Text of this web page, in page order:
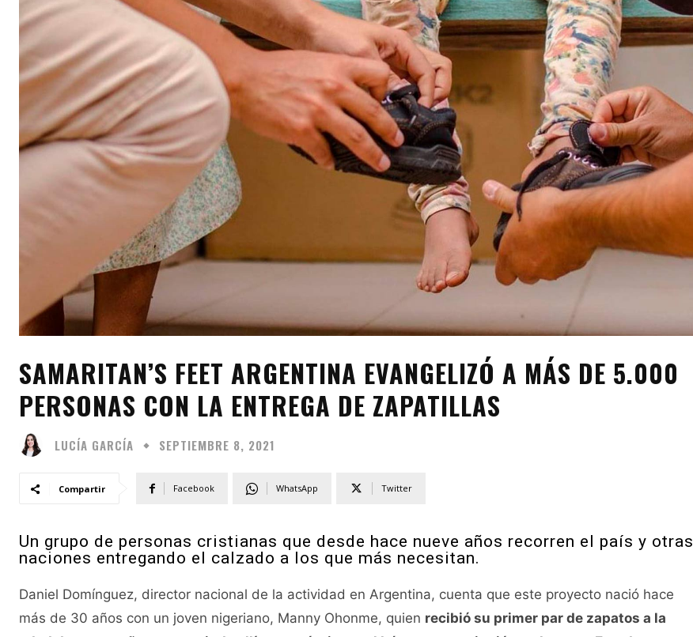
SAMARITAN’S FEET ARGENTINA EVANGELIZÓ A MÁS DE 5.000
PERSONAS CON LA ENTREGA DE ZAPATILLAS
LUCÍA GARCÍA SEPTIEMBRE 8, 2021
Compartir Facebook Twitter
WhatsApp
Un grupo de personas cristianas que desde hace nueve años recorren el país y otras
naciones entregando el calzado a los que más necesitan.
Daniel Domínguez, director nacional de la actividad en Argentina, cuenta que este proyecto nació hace
más de 30 años con un joven nigeriano, Manny Ohonme, quien recibió su primer par de zapatos a la